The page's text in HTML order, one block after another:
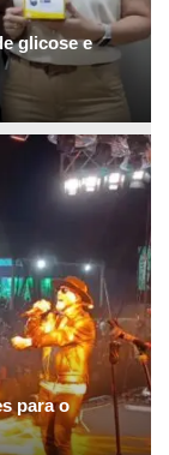
glicose e
para o